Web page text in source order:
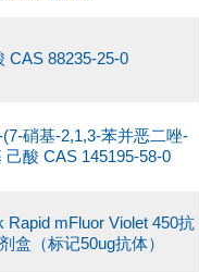
CAS 88235-25-0
硝基-2,1,3-苯并恶二唑-
己酸 CAS 145195-58-0
Rapid mFluor Violet 450抗
盒（标记50ug抗体）